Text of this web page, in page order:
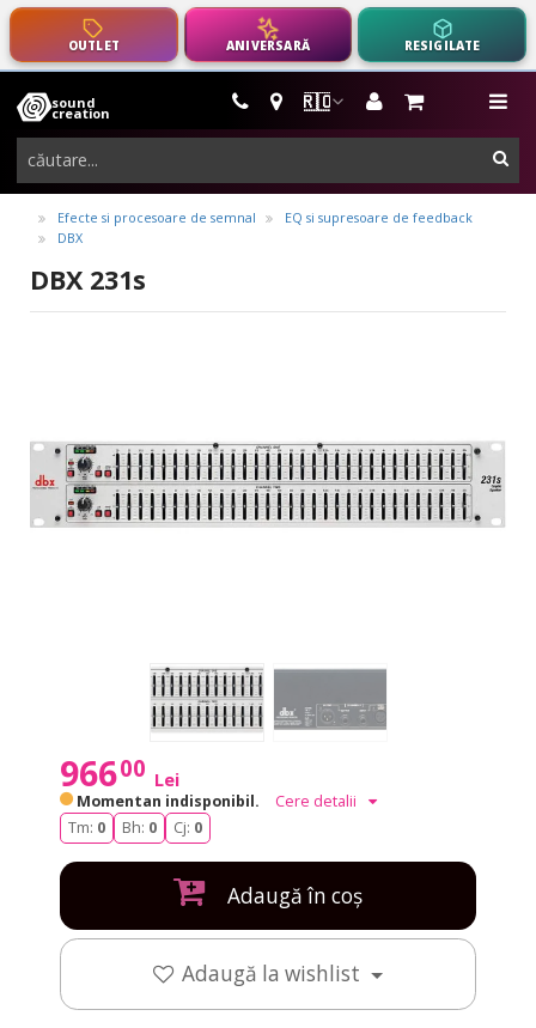
OUTLET ANIVERSARĂ RESIGILATE
🇷🇴
sound
creation
instrumente
muzicale,
echipamente
pro-
audio
Efecte si procesoare de semnal
EQ si supresoare de feedback
DBX
DBX 231s
96600 Lei
Momentan indisponibil.
Cere detalii
Tm: 0 Bh: 0 Cj: 0
Adaugă în coș
Adaugă la wishlist